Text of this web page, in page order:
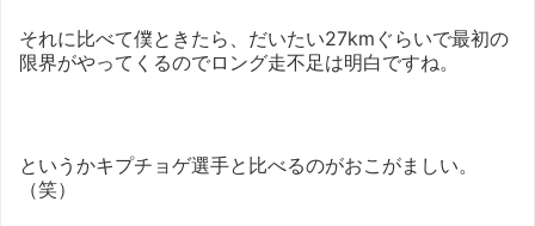
それに比べて僕ときたら、だいたい27kmぐらいで最初の
限界がやってくるのでロング走不足は明白ですね。
というかキプチョゲ選手と比べるのがおこがましい。
（笑）